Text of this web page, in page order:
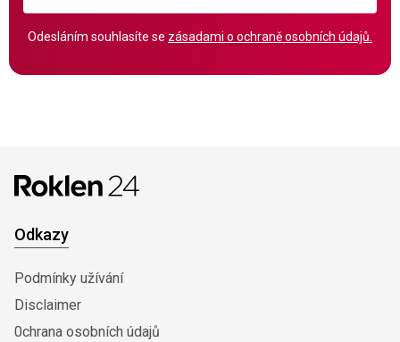
Odesláním souhlasíte se zásadami o ochraně osobních údajů.
Odkazy
Podmínky užívání
Disclaimer
0chrana osobních údajů